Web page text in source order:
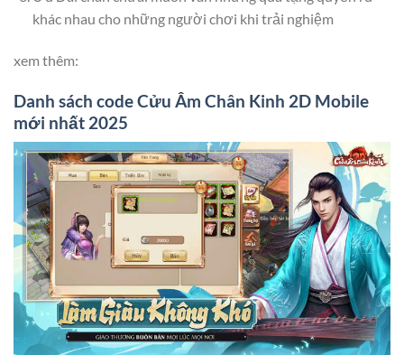
khác nhau cho những người chơi khi trải nghiệm
xem thêm:
Danh sách code Cửu Âm Chân Kinh 2D Mobile
mới nhất 2025